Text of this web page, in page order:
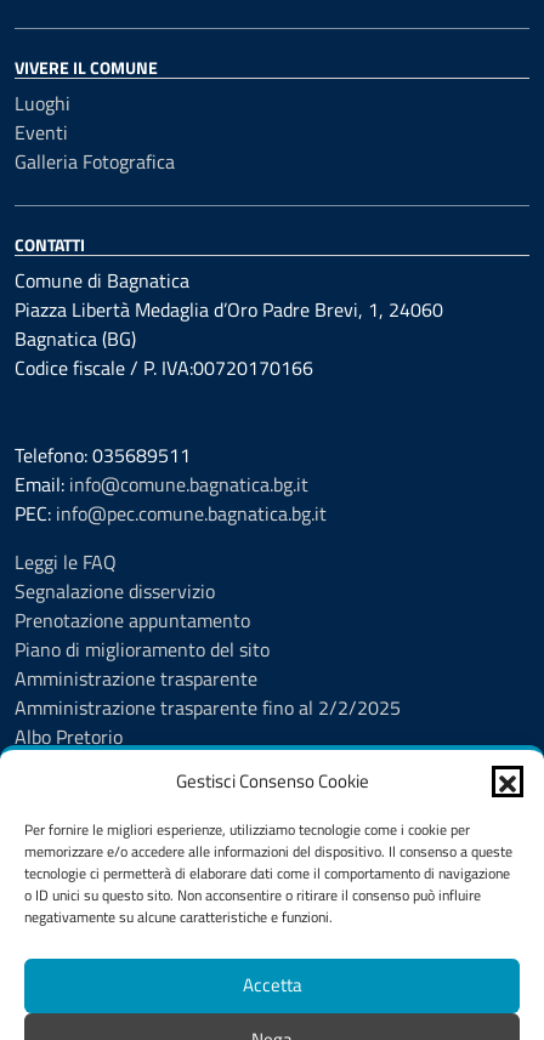
Gestisci Consenso Cookie
Per fornire le migliori esperienze, utilizziamo tecnologie come i cookie per
memorizzare e/o accedere alle informazioni del dispositivo. Il consenso a queste
tecnologie ci permetterà di elaborare dati come il comportamento di navigazione
o ID unici su questo sito. Non acconsentire o ritirare il consenso può influire
negativamente su alcune caratteristiche e funzioni.
Accetta
VIVERE IL COMUNE
Luoghi
Eventi
Galleria Fotografica
CONTATTI
Comune di Bagnatica
Piazza Libertà Medaglia d’Oro Padre Brevi, 1, 24060
Bagnatica (BG)
Codice fiscale / P. IVA:00720170166
Telefono: 035689511
Email: info@comune.bagnatica.bg.it
PEC: info@pec.comune.bagnatica.bg.it
Leggi le FAQ
Segnalazione disservizio
Prenotazione appuntamento
Piano di miglioramento del sito
Amministrazione trasparente
Amministrazione trasparente fino al 2/2/2025
Albo Pretorio
Cookie Policy
Dichiarazione di accessibilità
Obiettivi di accessibilità
Note legali
SEGUICI SU